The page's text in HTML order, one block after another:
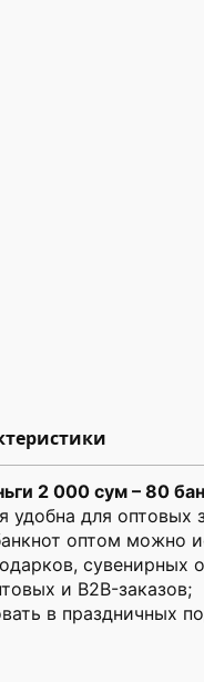
2 000 сум – 80
удобна для оптовых
оптом можно
сувенирных
и B2B-заказов;
в праздничных